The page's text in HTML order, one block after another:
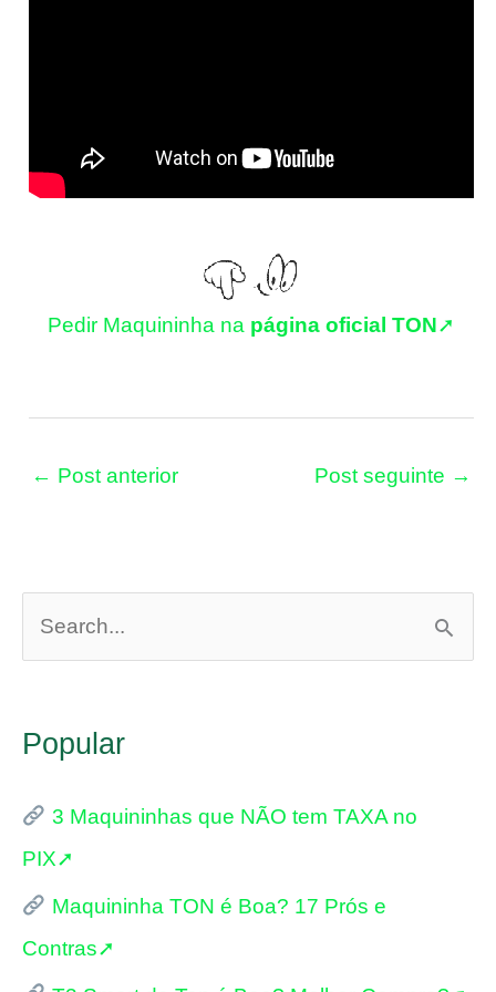
Pedir Maquininha na página oficial TON➚
← Post anterior Post seguinte →
q
i
s
a
r
Popular
3 Maquininhas que NÃO tem TAXA no
PIX➚
Maquininha TON é Boa? 17 Prós e
Contras➚